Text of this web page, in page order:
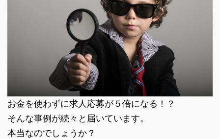
お金を使わずに求人応募が５倍になる！？
そんな事例が続々と届いています。
本当なのでしょうか？